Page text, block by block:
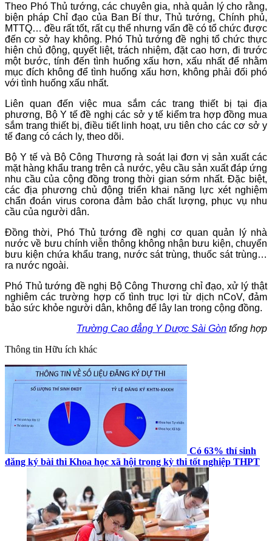
Theo Phó Thủ tướng, các chuyên gia, nhà quản lý cho rằng,
biện pháp Chỉ đạo của Ban Bí thư, Thủ tướng, Chính phủ,
MTTQ… đều rất tốt, rất cụ thể nhưng vấn đề có tổ chức được
đến cơ sở hay không. Phó Thủ tướng đề nghị tổ chức thực
hiện chủ động, quyết liệt, trách nhiệm, đặt cao hơn, đi trước
một bước, tính đến tình huống xấu hơn, xấu nhất để nhằm
mục đích không để tình huống xấu hơn, không phải đối phó
với tình huống xấu nhất.
Liên quan đến việc mua sắm các trang thiết bị tại địa
phương, Bộ Y tế đề nghị các sở y tế kiểm tra hợp đồng mua
sắm trang thiết bị, điều tiết linh hoạt, ưu tiên cho các cơ sở y
tế đang có cách ly, theo dõi.
Bộ Y tế và Bộ Công Thương rà soát lại đơn vị sản xuất các
mặt hàng khẩu trang trên cả nước, yêu cầu sản xuất đáp ứng
nhu cầu của cộng đồng trong thời gian sớm nhất. Đặc biệt,
các địa phương chủ động triển khai năng lực xét nghiệm
chẩn đoán virus corona đảm bảo chất lượng, phục vụ nhu
cầu của người dân.
Đồng thời, Phó Thủ tướng đề nghị cơ quan quản lý nhà
nước về bưu chính viễn thông không nhận bưu kiện, chuyển
bưu kiện chứa khẩu trang, nước sát trùng, thuốc sát trùng…
ra nước ngoài.
Phó Thủ tướng đề nghị Bộ Công Thương chỉ đạo, xử lý thật
nghiêm các trường hợp cố tình trục lợi từ dịch nCoV, đảm
bảo sức khỏe người dân, không để lây lan trong cộng đồng.
Trường Cao đẳng Y Dược Sài Gòn tổng hợp
Thông tin Hữu ích khác
Có 63% thí sinh
đăng ký bài thi Khoa học xã hội trong kỳ thi tốt nghiệp THPT